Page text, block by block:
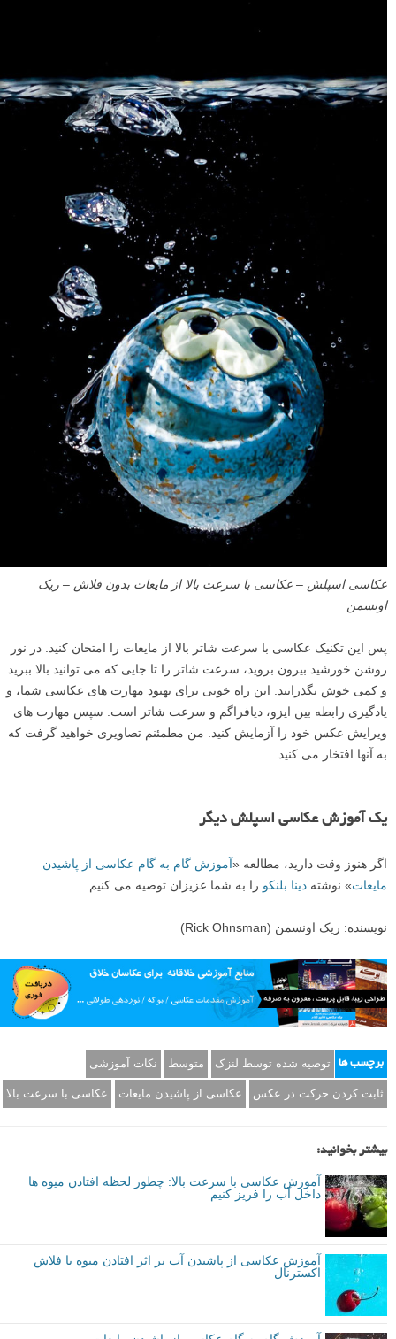
عکاسی اسپلش – عکاسی با سرعت بالا از مایعات بدون فلاش – ریک
اونسمن
پس این تکنیک عکاسی با سرعت شاتر بالا از مایعات را امتحان کنید. در نور
روشن خورشید بیرون بروید، سرعت شاتر را تا جایی که می توانید بالا ببرید
و کمی خوش بگذرانید. این راه خوبی برای بهبود مهارت های عکاسی شما، و
یادگیری رابطه بین ایزو، دیافراگم و سرعت شاتر است. سپس مهارت های
ویرایش عکس خود را آزمایش کنید. من مطمئنم تصاویری خواهید گرفت که
به آنها افتخار می کنید.
یک آموزش عکاسی اسپلش دیگر
اگر هنوز وقت دارید، مطالعه «آموزش گام به گام عکاسی از پاشیدن
مایعات» نوشته دینا بلنکو را به شما عزیزان توصیه می کنیم.
نویسنده: ریک اونسمن (Rick Ohnsman)
برچسب ها توصیه شده توسط لنزک متوسط نکات آموزشی
ثابت کردن حرکت در عکس عکاسی از پاشیدن مایعات عکاسی با سرعت بالا
بیشتر بخوانید:
آموزش عکاسی با سرعت بالا: چطور لحظه افتادن میوه ها
داخل آب را فریز کنیم
آموزش عکاسی از پاشیدن آب بر اثر افتادن میوه با فلاش
اکسترنال